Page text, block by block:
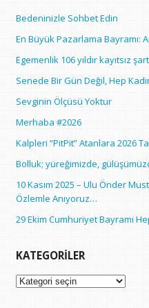
Bedeninizle Sohbet Edin
En Büyük Pazarlama Bayramı:
Egemenlik 106 yıldır kayıtsız
Senede Bir Gün Değil, Hep
Sevginin Ölçüsü Yoktur
Merhaba #2026
Kalpleri “PitPit” Atanlara 2026
Bolluk; yüreğimizde,
10 Kasım 2025 – Ulu Önder
Özlemle Anıyoruz…
29 Ekim Cumhuriyet Bayramı
KATEGORILER
Kategoriler